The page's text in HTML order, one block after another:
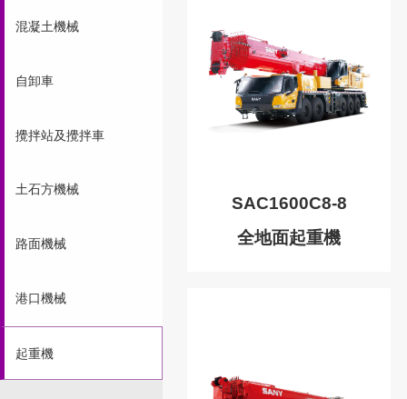
混凝土機械
自卸車
攪拌站及攪拌車
土石方機械
路面機械
港口機械
起重機
SAC1600C8-8
全地面起重機